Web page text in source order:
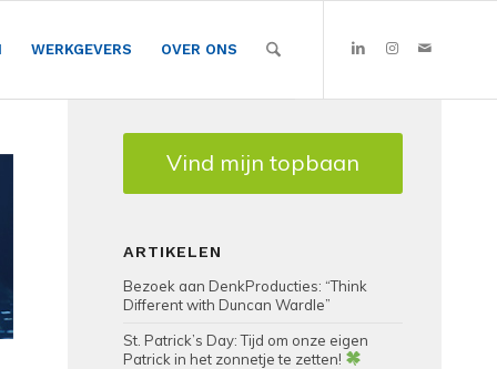
WERKGEVERS OVER ONS
Vind mijn topbaan
ARTIKELEN
Bezoek aan DenkProducties: “Think
Different with Duncan Wardle”
St. Patrick’s Day: Tijd om onze eigen
Patrick in het zonnetje te zetten!